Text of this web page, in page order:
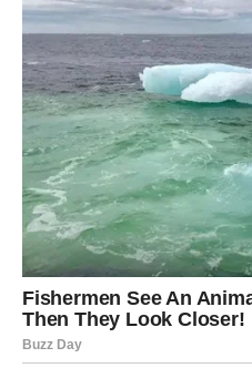
Zvijezde pokazuju da vam
će kasnije imati mnogo
izgleda.
Moguće je poznanstvo,
razgovor koji mijenja način
situaciju. Ono što danas
pozitivan uticaj na vašu
Mnoge Ribe će tek nakon
je ovaj dan bio poseban.